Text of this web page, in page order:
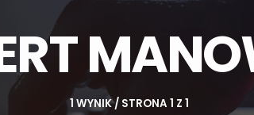
1 WYNIK / STRONA 1 Z 1